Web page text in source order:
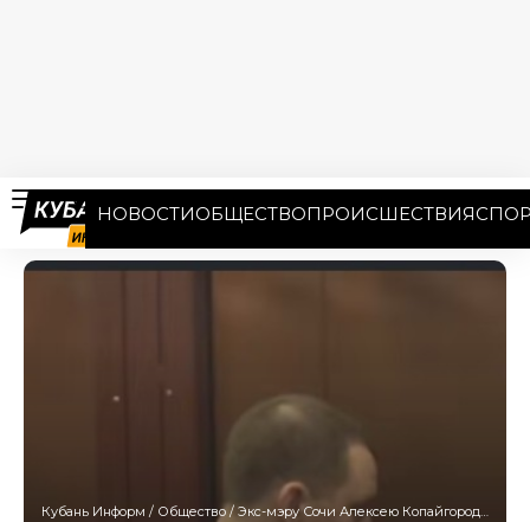
НОВОСТИОБЩЕСТВОПРОИСШЕСТВИЯ
Кубань Информ / Общество / Экс-мэру Сочи Алексею Копайгородскому и его жене продлили содержание под стражей